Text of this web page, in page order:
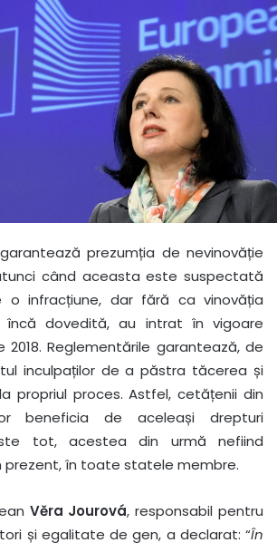
prezumția de nevinovăție
când aceasta este suspectată
infracțiune, dar fără ca vinovăția
dovedită, au intrat în vigoare
2018. Reglementările garantează, de
inculpaților de a păstra tăcerea și
propriul proces. Astfel, cetățenii din
beneficia de aceleași drepturi
tot, acestea din urmă nefiind
prezent, în toate statele membre.
Vĕra Jourová, responsabil pentru
și egalitate de gen, a declarat: “În